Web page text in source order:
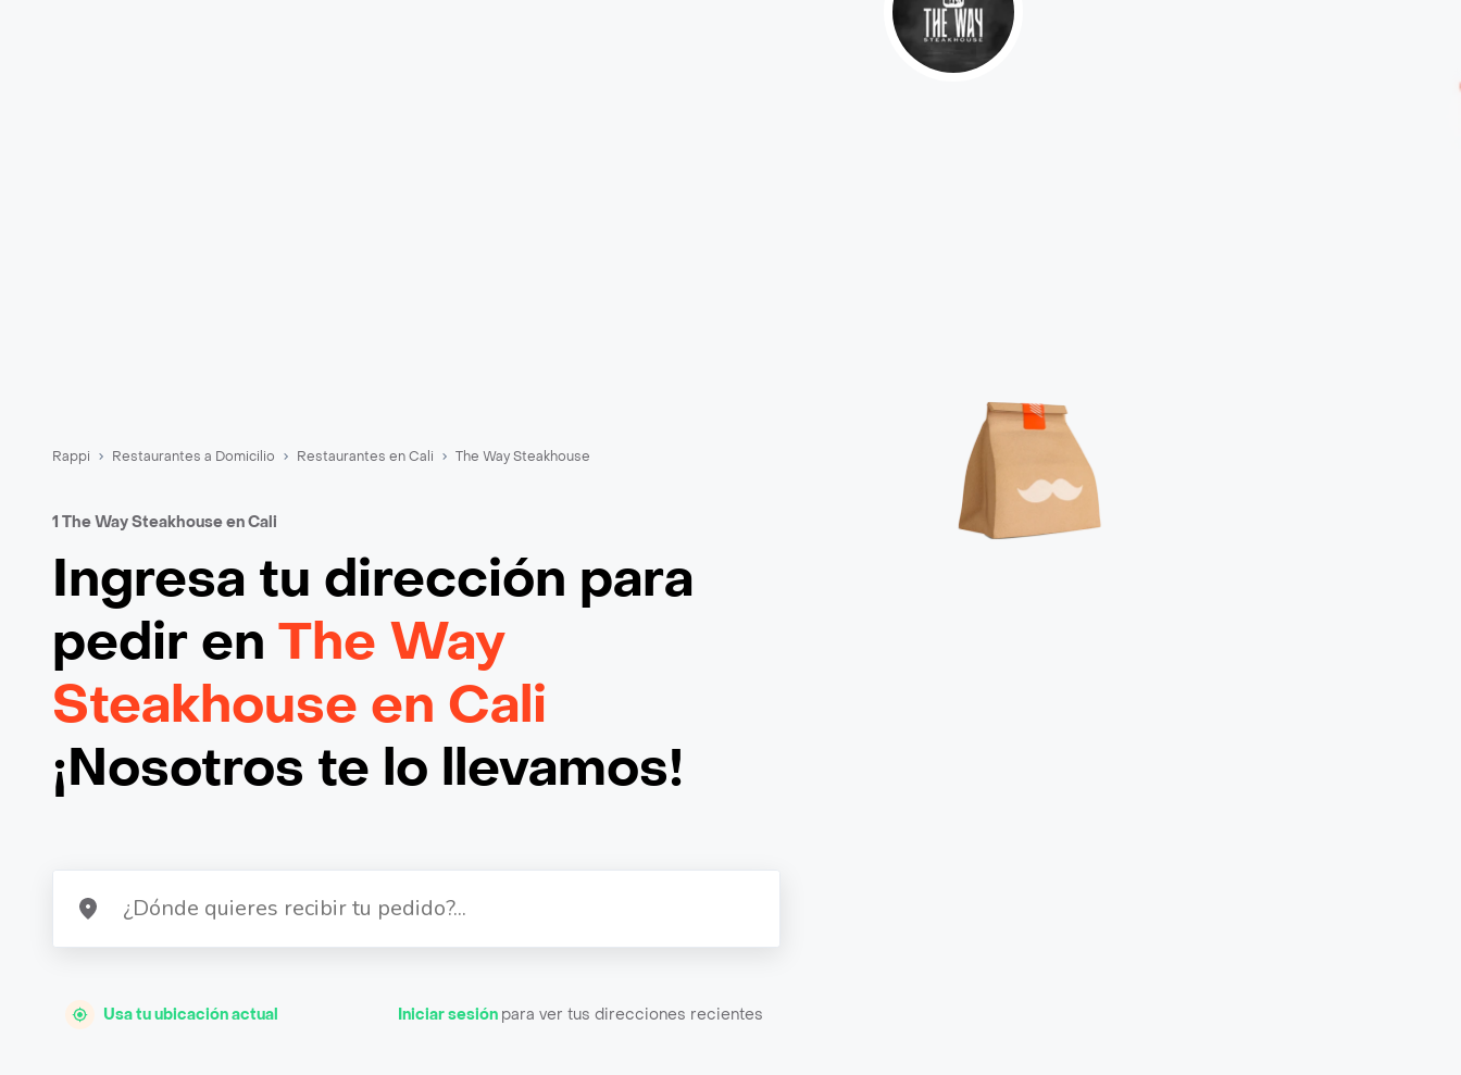
Rappi Restaurantes a Domicilio Restaurantes en Cali The Way Steakhouse
1 The Way Steakhouse en Cali
Ingresa tu dirección para
pedir en The Way
Steakhouse en Cali
¡Nosotros te lo llevamos!
Usa tu ubicación actual Iniciar sesión para ver tus direcciones recientes